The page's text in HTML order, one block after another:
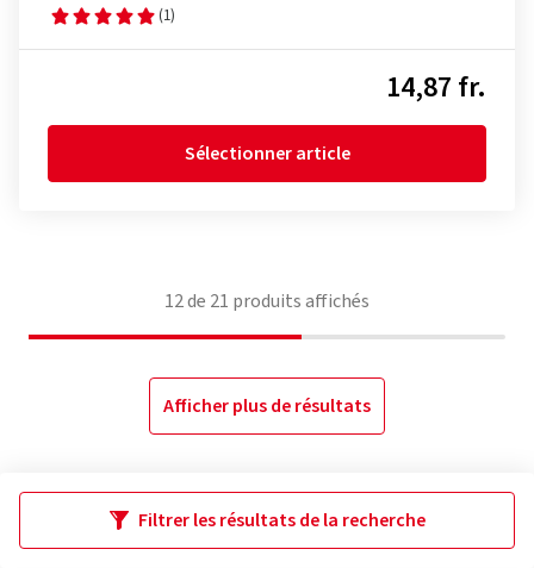
(1)
14,87 fr.
Sélectionner article
12de 21 produits affichés
Afficher plus de résultats
Filtrer les résultats de la recherche